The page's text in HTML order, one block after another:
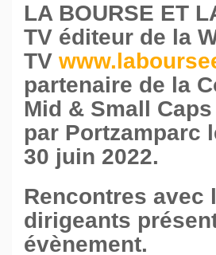
LA BOURSE ET
TV éditeur de la
TV
partenaire de la
Mid & Small
par Portzamparc
30 juin 2022.
Rencontres avec
dirigeants
évènement.